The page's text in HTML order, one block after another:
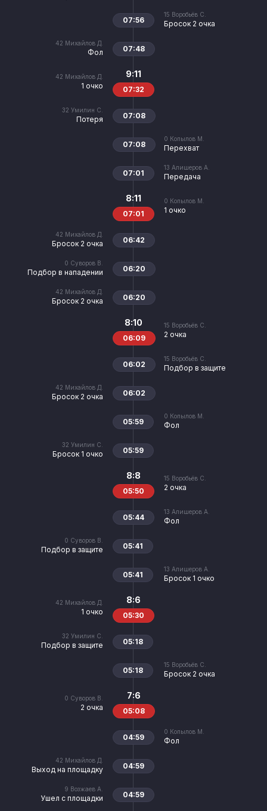
15 Воробьёв С.
Бросок 2 очка
07:56
42 Михайлов Д.
Фол 07:48
42 Михайлов Д.
1 очко
9:11
07:32
32 Умилин С.
Потеря 07:08
0 Копылов М.
Перехват
07:08
13 Алишеров А.
Передача
07:01
0 Копылов М.
1 очко
8:11
07:01
42 Михайлов Д.
Бросок 2 очка 06:42
0 Суворов В.
Подбор в нападении 06:20
42 Михайлов Д.
Бросок 2 очка 06:20
15 Воробьёв С.
2 очка
8:10
06:09
15 Воробьёв С.
Подбор в защите
06:02
42 Михайлов Д.
Бросок 2 очка 06:02
0 Копылов М.
Фол
05:59
32 Умилин С.
Бросок 1 очко 05:59
15 Воробьёв С.
2 очка
8:8
05:50
13 Алишеров А.
Фол
05:44
0 Суворов В.
Подбор в защите 05:41
13 Алишеров А.
Бросок 1 очко
05:41
42 Михайлов Д.
1 очко
8:6
05:30
32 Умилин С.
Подбор в защите 05:18
15 Воробьёв С.
Бросок 2 очка
05:18
0 Суворов В.
2 очка
7:6
05:08
0 Копылов М.
Фол
04:59
42 Михайлов Д.
Выход на площадку 04:59
9 Возжаев А.
Ушел с площадки 04:59